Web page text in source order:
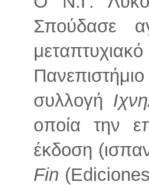
Σπούδασε
συλλογή
οποία την
έκδοση
Fin